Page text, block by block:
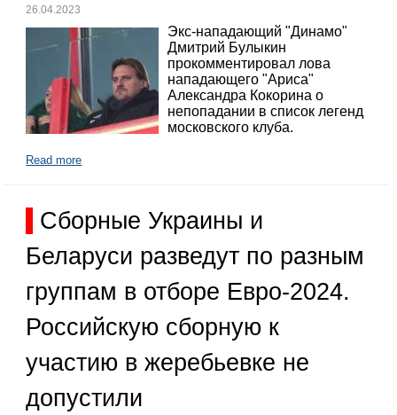
26.04.2023
Экс-нападающий "Динамо"
Дмитрий Булыкин
прокомментировал лова
нападающего "Ариса"
Александра Кокорина о
непопадании в список легенд
московского клуба.
Read more
Сборные Украины и
Беларуси разведут по разным
группам в отборе Евро-2024.
Российскую сборную к
участию в жеребьевке не
допустили